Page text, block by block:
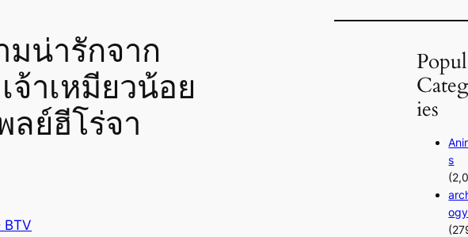
มน่ารักจาก
จ้าเหมียวน้อย
ลย์ฮีโร่จา
BTV
ies
s
ogy